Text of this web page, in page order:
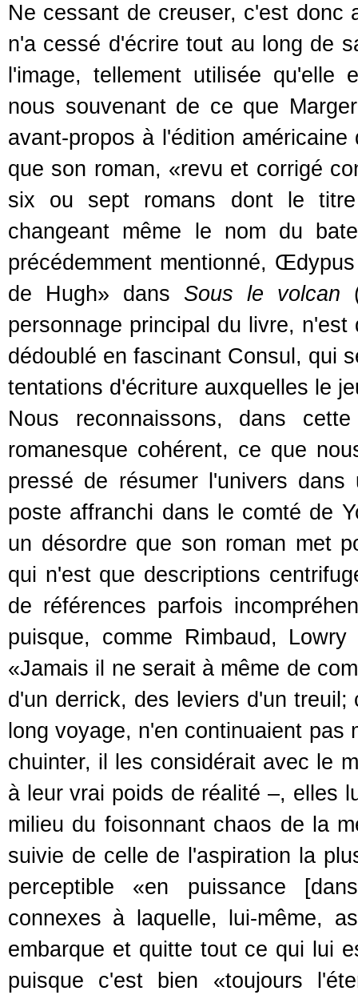
Ne cessant de creuser, c'est donc
n'a cessé d'écrire tout au long de
l'image, tellement utilisée qu'elle
nous souvenant de ce que
avant-propos à l'édition américaine
que son roman, «revu et corrigé
six ou sept romans dont le
changeant même le nom du
précédemment mentionné,
de Hugh» dans Sous le volcan
personnage principal du livre,
dédoublé en fascinant Consul, qui
tentations d'écriture auxquelles le
Nous reconnaissons, dans
romanesque cohérent, ce que
pressé de résumer l'univers
poste affranchi dans le comté de
un désordre que son roman met
qui n'est que descriptions
de références parfois
puisque, comme Rimbaud,
«Jamais il ne serait à même de
d'un derrick, des leviers d'un
long voyage, n'en continuaient
chuinter, il les considérait avec le
à leur vrai poids de réalité –, elles
milieu du foisonnant chaos de la
suivie de celle de l'aspiration la
perceptible «en puissance
connexes à laquelle, lui-même,
embarque et quitte tout ce qui lui
puisque c'est bien «toujours